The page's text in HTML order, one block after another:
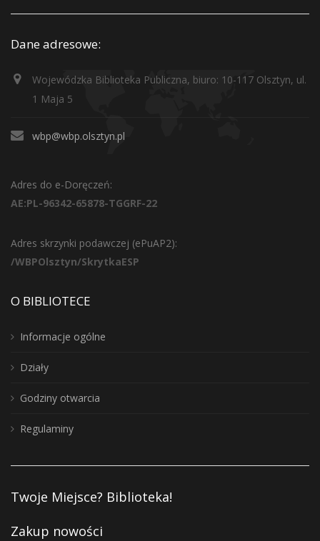
Dane adresowe:
Wojewódzka Biblioteka Publiczna, biuro: 10-117 Olsztyn, ul.
1 Maja 5
wbp@wbp.olsztyn.pl
Adres do e-Doręczeń:
AE:PL-96342-65878-TGGRF-22
Adres skrzynki podawczej (ePuAP2):
/WBPOlsztyn/SkrytkaESP
O BIBLIOTECE
Informacje ogólne
Działy
Godziny otwarcia
Regulaminy
Twoje Miejsce? Biblioteka!
Zakup nowości